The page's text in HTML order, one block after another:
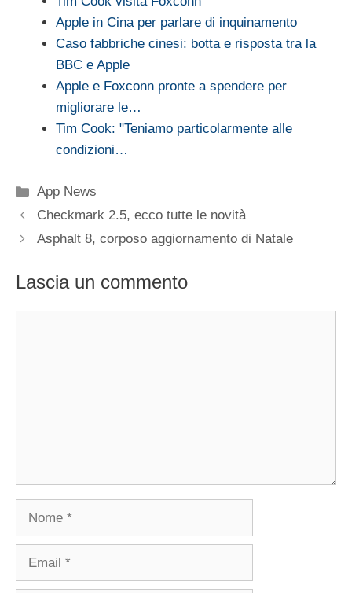
Apple in Cina per parlare di inquinamento
Caso fabbriche cinesi: botta e risposta tra la
BBC e Apple
Apple e Foxconn pronte a spendere per
migliorare le…
Tim Cook: "Teniamo particolarmente alle
condizioni…
Categorie
App News
Checkmark 2.5, ecco tutte le novità
Asphalt 8, corposo aggiornamento di Natale
Lascia un commento
Nome
Email